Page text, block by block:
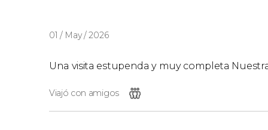
01 / May / 2026
Una visita estupenda y muy completa
Viajó con amigos